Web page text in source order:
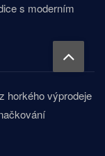
s moderním
horkého výprodeje